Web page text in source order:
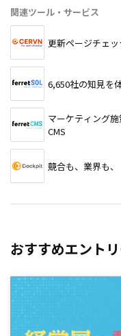
関連ツール・サービス
更新ページチェ
6,650社の知見を
マーケティング
CMS
競合も、業界も
おすすめエント